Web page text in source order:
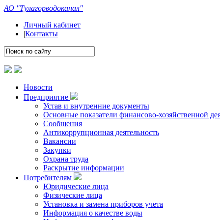
АО "Тулагорводоканал"
Личный кабинет
|Контакты
Новости
Предприятие
Устав и внутренние документы
Основные показатели финансово-хозяйственной
Сообщения
Антикоррупционная деятельность
Вакансии
Закупки
Охрана труда
Раскрытие информации
Потребителям
Юридические лица
Физические лица
Установка и замена приборов учета
Информация о качестве воды